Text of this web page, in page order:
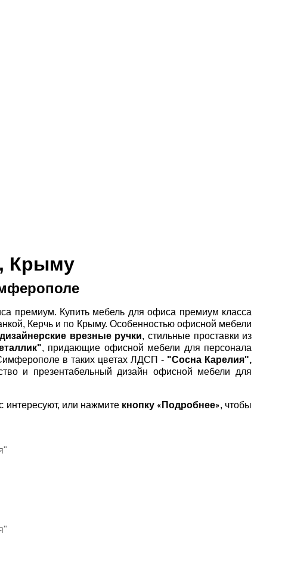
Крыму
премиум. Купить мебель для офиса премиум класса
Керчь и по Крыму. Особенностью офисной мебели
дизайнерские врезные ручки, стильные проставки из
, придающие офисной мебели для персонала
в таких цветах ЛДСП - "Сосна Карелия",
и презентабельный дизайн офисной мебели для
интересуют, или нажмите кнопку « Подробнее», чтобы